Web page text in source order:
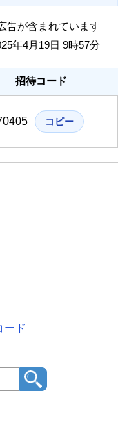
告が含まれています
年4月19日 9時57分
招待コード
コピー
ード